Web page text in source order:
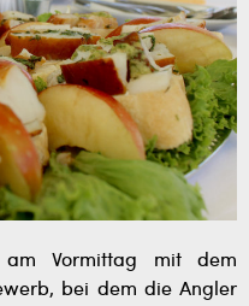
am Vormittag mit dem
bei dem die Angler